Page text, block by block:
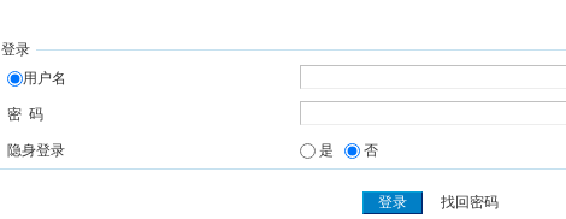
登录
用户名
密 码
隐身登录 是 否
找回密码